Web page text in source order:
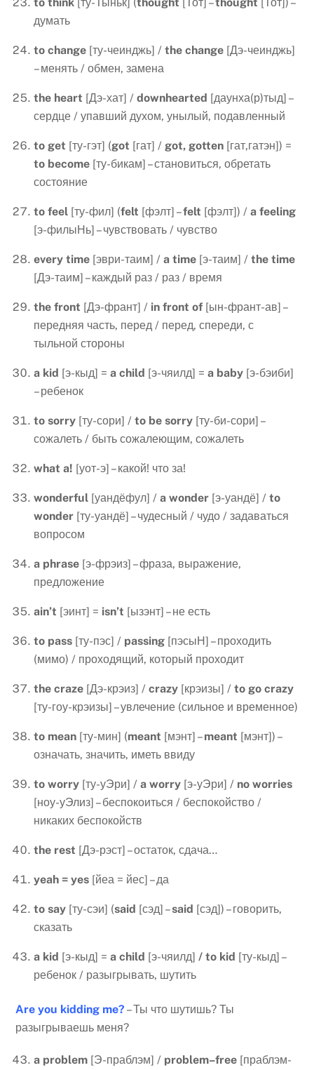
думать
to change [ту-чеинджь] / the change [Дэ-чеинджь]
– менять / обмен, замена
the heart [Дэ-хат] / downhearted [даунха(р)тыд] –
сердце / упавший духом, унылый, подавленный
to get [ту-гэт] (got [гат] / got, gotten [гат,гатэн]) =
to become [ту-бикам] – становиться, обретать
состояние
to feel [ту-фил] (felt [фэлт] –felt [фэлт]) / a feeling
[э-филыНь] – чувствовать / чувство
every time [эври-таим] / a time [э-таим] / the time
[Дэ-таим] – каждый раз / раз / время
the front [Дэ-франт] / in front of [ын-франт-ав] –
передняя часть, перед / перед, спереди, с
тыльной стороны
a kid [э-кыд] = a child [э-чяилд] = a baby [э-бэиби]
– ребенок
to sorry [ту-сори] / to be sorry [ту-би-сори] –
сожалеть / быть сожалеющим, сожалеть
what a! [уот-э] – какой! что за!
wonderful [уандёфул] / a wonder [э-уандё] / to
wonder [ту-уандё] – чудесный / чудо / задаваться
вопросом
a phrase [э-фрэиз] – фраза, выражение,
предложение
ain’t [эинт] = isn’t [ызэнт] – не есть
to pass [ту-пэс] / passing [пэсыН] – проходить
(мимо) / проходящий, который проходит
the craze [Дэ-крэиз] / crazy [крэизы] / to go crazy
[ту-гоу-крэизы] – увлечение (сильное и временное)
to mean [ту-мин] (meant [мэнт] –meant [мэнт]) –
означать, значить, иметь ввиду
to worry [ту-уЭри] / a worry [э-уЭри] / no worries
[ноу-уЭлиз] – беспокоиться / беспокойство /
никаких беспокойств
the rest [Дэ-рэст] – остаток, сдача…
yeah = yes [йеа = йес] – да
to say [ту-сэи] (said [сэд] –said [сэд]) – говорить,
сказать
a kid [э-кыд] = a child [э-чяилд] / to kid [ту-кыд] –
ребенок / разыгрывать, шутить
Are you kidding me? – Ты что шутишь? Ты
разыгрываешь меня?
a problem [Э-праблэм] / problem–free [праблэм-